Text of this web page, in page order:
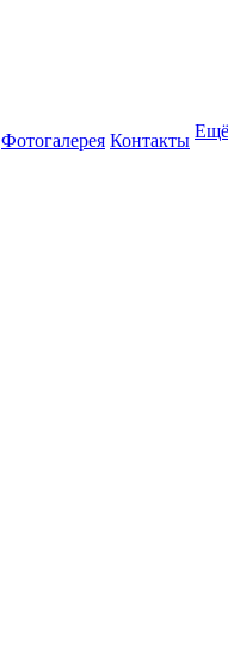
Фотогалерея Контакты Ещё